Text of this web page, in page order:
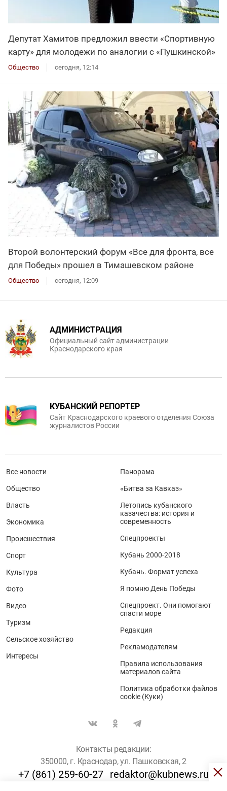
Депутат Хамитов предложил ввести «Спортивную
карту» для молодежи по аналогии с «Пушкинской»
Общество сегодня, 12:14
Второй волонтерский форум «Все для фронта, все
для Победы» прошел в Тимашевском районе
Общество сегодня, 12:09
АДМИНИСТРАЦИЯ
Официальный сайт администрации
Краснодарского края
КУБАНСКИЙ РЕПОРТЕР
Сайт Краснодарского краевого отделения Союза
журналистов России
Все новости
Общество
Власть
Экономика
Происшествия
Спорт
Культура
Фото
Видео
Туризм
Сельское хозяйство
Интересы
Панорама
«Битва за Кавказ»
Летопись кубанского
казачества: история и
современность
Спецпроекты
Кубань 2000-2018
Кубань. Формат успеха
Я помню День Победы
Спецпроект. Они помогают
спасти море
Редакция
Рекламодателям
Правила использования
материалов сайта
Политика обработки файлов
cookie (Куки)
Контакты редакции:
350000, г. Краснодар, ул. Пашковская, 2
+7 (861) 259-60-27 redaktor@kubnews.ru